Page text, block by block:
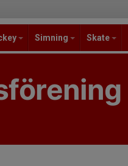
Simning Skate